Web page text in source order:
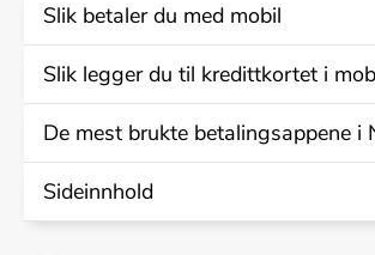
Slik betaler du med mobil
Hold telefonen nært
Vent på en bekreftelse på at
Legg vekk telefonen.
Slik legger du til kredittkortet i
Finn eller last ned lommebok- eller
Trykk på «Add card» eller «Legg til kort»
De mest brukte betalingsappene i
Apple Pay
Sideinnhold